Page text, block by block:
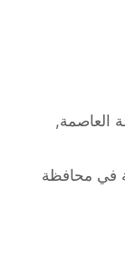
العاصمة,
في محافظة